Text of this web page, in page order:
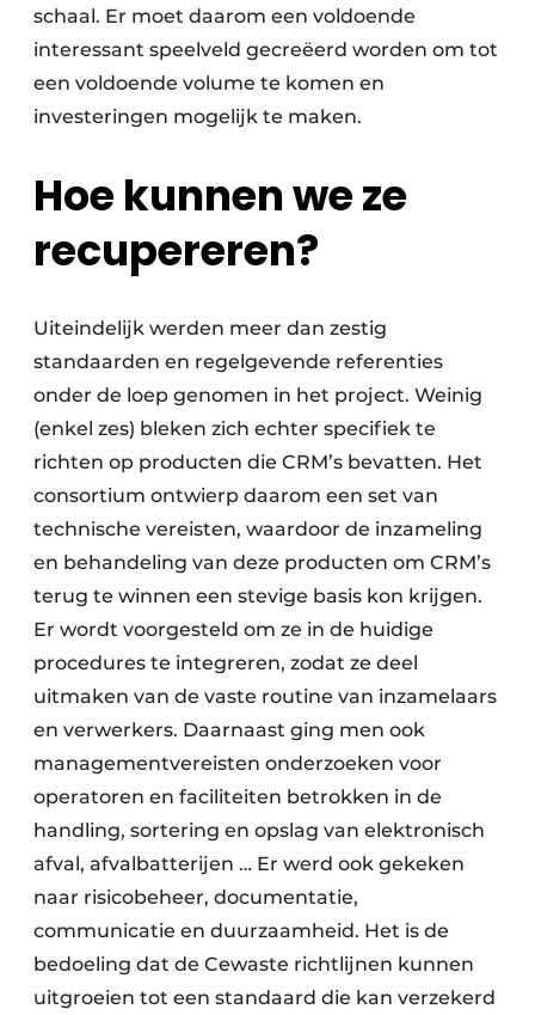
schaal. Er moet daarom een voldoende
interessant speelveld gecreëerd worden om tot
een voldoende volume te komen en
investeringen mogelijk te maken.
Hoe kunnen we ze
recupereren?
Uiteindelijk werden meer dan zestig
standaarden en regelgevende referenties
onder de loep genomen in het project. Weinig
(enkel zes) bleken zich echter specifiek te
richten op producten die CRM’s bevatten. Het
consortium ontwierp daarom een set van
technische vereisten, waardoor de inzameling
en behandeling van deze producten om CRM’s
terug te winnen een stevige basis kon krijgen.
Er wordt voorgesteld om ze in de huidige
procedures te integreren, zodat ze deel
uitmaken van de vaste routine van inzamelaars
en verwerkers. Daarnaast ging men ook
managementvereisten onderzoeken voor
operatoren en faciliteiten betrokken in de
handling, sortering en opslag van elektronisch
afval, afvalbatterijen … Er werd ook gekeken
naar risicobeheer, documentatie,
communicatie en duurzaamheid. Het is de
bedoeling dat de Cewaste richtlijnen kunnen
uitgroeien tot een standaard die kan verzekerd